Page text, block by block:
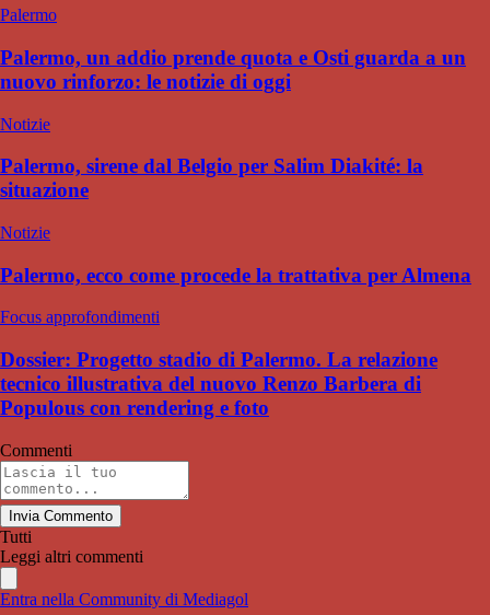
Palermo
Palermo, un addio prende quota e Osti guarda a un
nuovo rinforzo: le notizie di oggi
Notizie
Palermo, sirene dal Belgio per Salim Diakité: la
situazione
Notizie
Palermo, ecco come procede la trattativa per Almena
Focus approfondimenti
Dossier: Progetto stadio di Palermo. La relazione
tecnico illustrativa del nuovo Renzo Barbera di
Populous con rendering e foto
Commenti
Invia Commento
Tutti
Leggi altri commenti
Entra nella Community di Mediagol